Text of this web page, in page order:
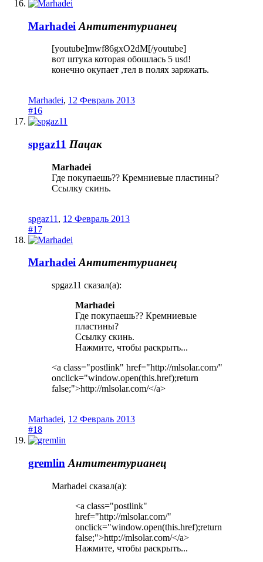
Marhadei Антитентурианец
[youtube]mwf86gxO2dM[/youtube]
вот штука которая обошлась 5 usd!
конечно окупает ,тел в полях заряжать.
Marhadei, 12 Февраль 2013
#16
spgaz11 Пацак
Marhadei
Где покупаешь?? Кремниевые пластины?
Ссылку скинь.
spgaz11 , 12 Февраль 2013
#17
Marhadei Антитентурианец
spgaz11 сказал(а):
Marhadei
Где покупаешь?? Кремниевые
пластины?
Ссылку скинь.
Нажмите, чтобы раскрыть...
<a class="postlink" href="http://mlsolar.com/"
onclick="window.open(this.href);return
false;">http://mlsolar.com/</a>
Marhadei, 12 Февраль 2013
#18
gremlin Антитентурианец
Marhadei сказал(а):
<a class="postlink"
href="http://mlsolar.com/"
onclick="window.open(this.href);return
false;">http://mlsolar.com/</a>
Нажмите, чтобы раскрыть...